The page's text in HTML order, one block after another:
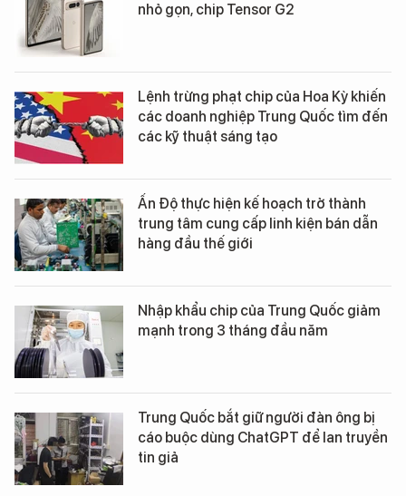
nhỏ gọn, chip Tensor G2
Lệnh trừng phạt chip của Hoa Kỳ khiến
các doanh nghiệp Trung Quốc tìm đến
các kỹ thuật sáng tạo
Ấn Độ thực hiện kế hoạch trở thành
trung tâm cung cấp linh kiện bán dẫn
hàng đầu thế giới
Nhập khẩu chip của Trung Quốc giảm
mạnh trong 3 tháng đầu năm
Trung Quốc bắt giữ người đàn ông bị
cáo buộc dùng ChatGPT để lan truyền
tin giả